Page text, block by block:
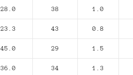
28.0 38 1.0
23.3 43 0.8
45.0 29 1.5
36.0 34 1.3